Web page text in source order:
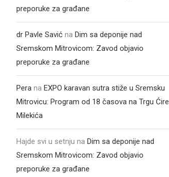
preporuke za građane
dr Pavle Savić naDim sa deponije nad
Sremskom Mitrovicom: Zavod objavio
preporuke za građane
Pera naEXPO karavan sutra stiže u Sremsku
Mitrovicu: Program od 18 časova na Trgu Ćire
Milekića
Hajde svi u setnju naDim sa deponije nad
Sremskom Mitrovicom: Zavod objavio
preporuke za građane